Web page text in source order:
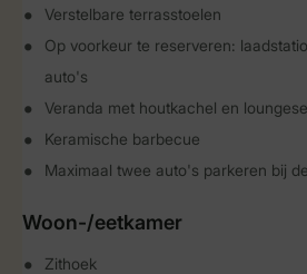
Verstelbare terrasstoelen
Op voorkeur te reserveren:
auto's
Veranda met houtkachel en
Keramische barbecue
Maximaal twee auto's parkeren bij
Woon-/eetkamer
Zithoek